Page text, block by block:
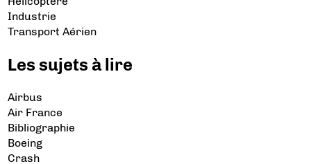
Industrie
Transport Aérien
Les sujets à lire
Airbus
Air France
Bibliographie
Boeing
Crash